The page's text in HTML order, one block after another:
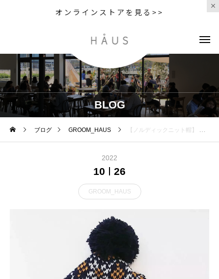
オンラインストアを見る>>
BLOG
ブログ GROOM_HAUS 【ノルディックニット帽】 大きなポンポン付きのノルディック柄デザインニット帽
2022
10 26
GROOM_HAUS